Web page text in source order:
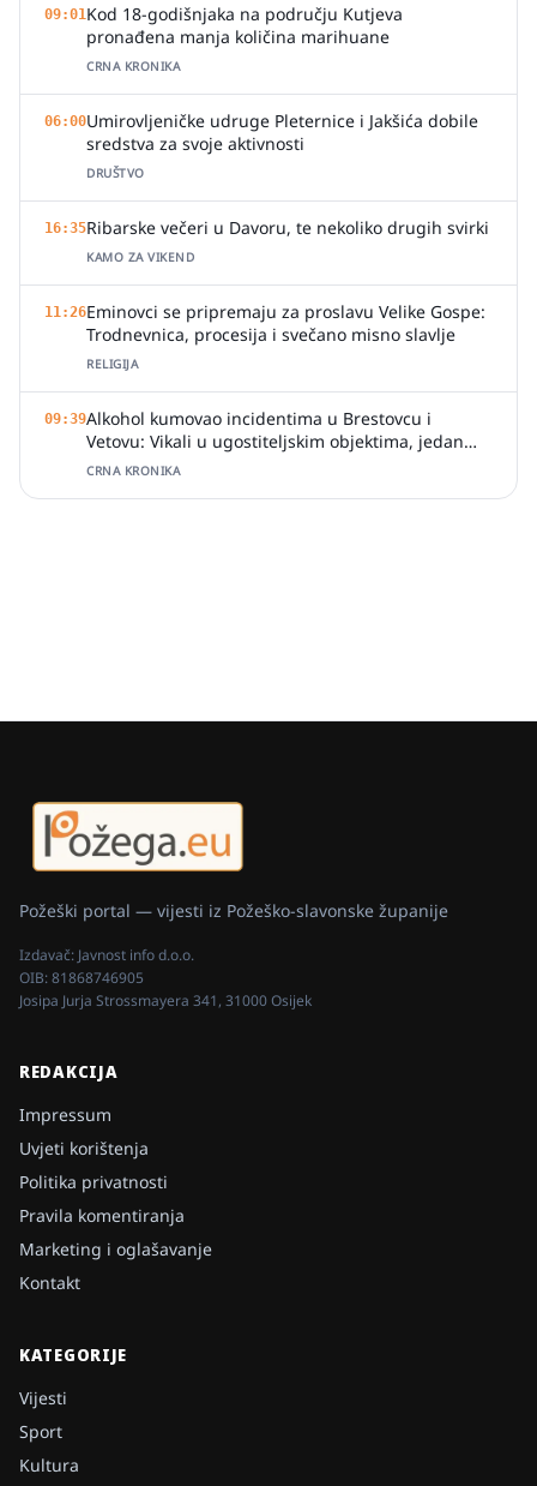
09:01Kod 18-godišnjaka na području Kutjeva
pronađena manja količina marihuane
CRNA KRONIKA
06:00Umirovljeničke udruge Pleternice i Jakšića dobile
sredstva za svoje aktivnosti
DRUŠTVO
16:35Ribarske večeri u Davoru, te nekoliko drugih svirki
KAMO ZA VIKEND
11:26Eminovci se pripremaju za proslavu Velike Gospe:
Trodnevnica, procesija i svečano misno slavlje
RELIGIJA
09:39Alkohol kumovao incidentima u Brestovcu i
Vetovu: Vikali u ugostiteljskim objektima, jedan
zalio djelatnicu pićem
CRNA KRONIKA
Požeški portal — vijesti iz Požeško-slavonske županije
Izdavač: Javnost info d.o.o.
OIB:81868746905
Josipa Jurja Strossmayera 341, 31000 Osijek
REDAKCIJA
Impressum
Uvjeti korištenja
Politika privatnosti
Pravila komentiranja
Marketing i oglašavanje
Kontakt
KATEGORIJE
Vijesti
Sport
Kultura